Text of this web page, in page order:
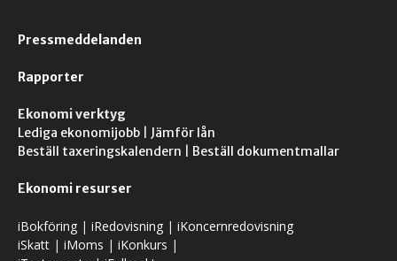
Pressmeddelanden
Rapporter
Ekonomi verktyg
Lediga ekonomijobb
Jämför lån
Beställ taxeringskalendern
Beställ dokumentmallar
Ekonomi resurser
iBokföring | iRedovisning | iKoncernredovisning
iSkatt | iMoms | iKonkurs |